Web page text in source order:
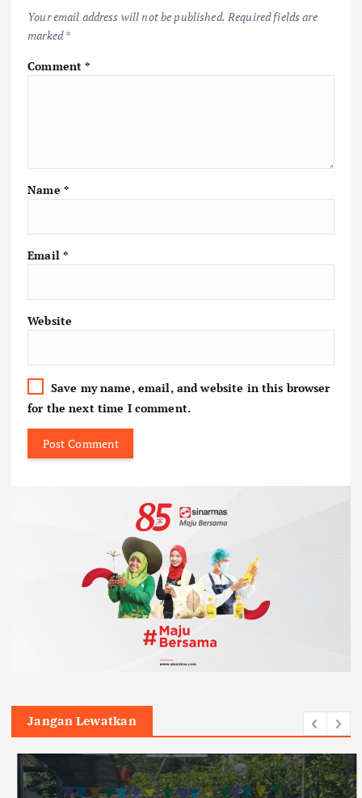
Your email address will not be published. Required fields are
marked*
Comment*
Name *
Email *
Website
Save my name, email, and website in this browser
for the next time I comment.
Jangan Lewatkan